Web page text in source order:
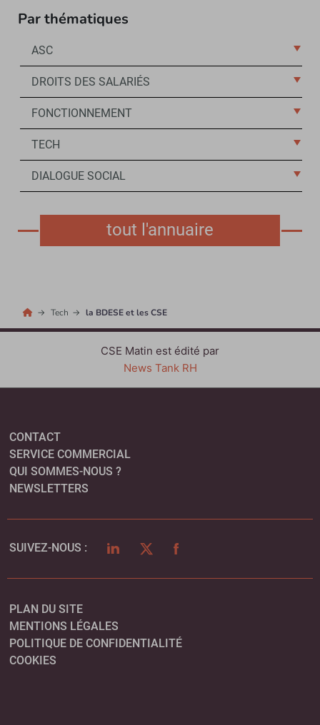
Par thématiques
ASC
DROITS DES SALARIÉS
FONCTIONNEMENT
TECH
DIALOGUE SOCIAL
tout l'annuaire
Tech la BDESE et les CSE
CSE Matin est édité par
News Tank RH
CONTACT
SERVICE COMMERCIAL
QUI SOMMES-NOUS ?
NEWSLETTERS
SUIVEZ-NOUS : LINKEDINTWITTERFACEBOOK
PLAN DU SITE
MENTIONS LÉGALES
POLITIQUE DE CONFIDENTIALITÉ
COOKIES